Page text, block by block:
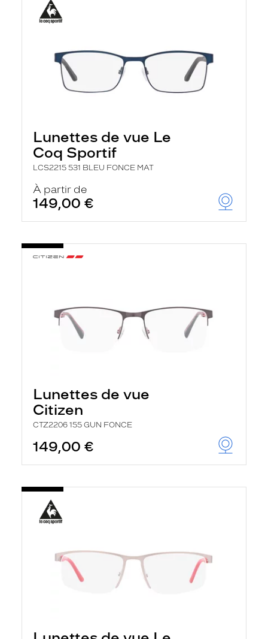
Lunettes de vue Le
Coq Sportif
LCS2215 531 BLEU FONCE MAT
À partir de
149,00 €
Lunettes de vue
Citizen
CTZ2206 155 GUN FONCE
149,00 €